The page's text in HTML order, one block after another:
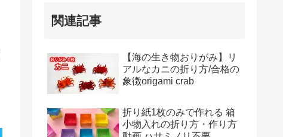
関連記事
【海の生き物おりがみ】リ
アルなカニの折り方/合格の
象徴origami crab
折り紙1枚のみで作れる 箱
小物入れの折り方・作り方